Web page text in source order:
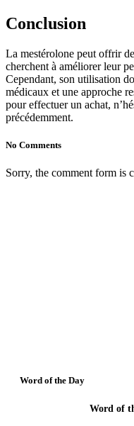
Conclusion
La mestérolone peut offrir
cherchent à améliorer leur
Cependant, son utilisation
médicaux et une approche
pour effectuer un achat,
précédemment.
No Comments
Sorry, the comment form is
Word of the Day
Word of